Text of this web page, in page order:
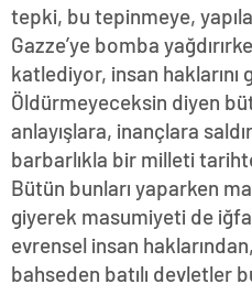
tepki, bu tepinmeye,
Gazze’ye bomba
katlediyor, insan haklarını
Öldürmeyeceksin diyen
anlayışlara, inançlara
barbarlıkla bir milleti
Bütün bunları yaparken
giyerek masumiyeti de
evrensel insan
bahseden batılı devletler